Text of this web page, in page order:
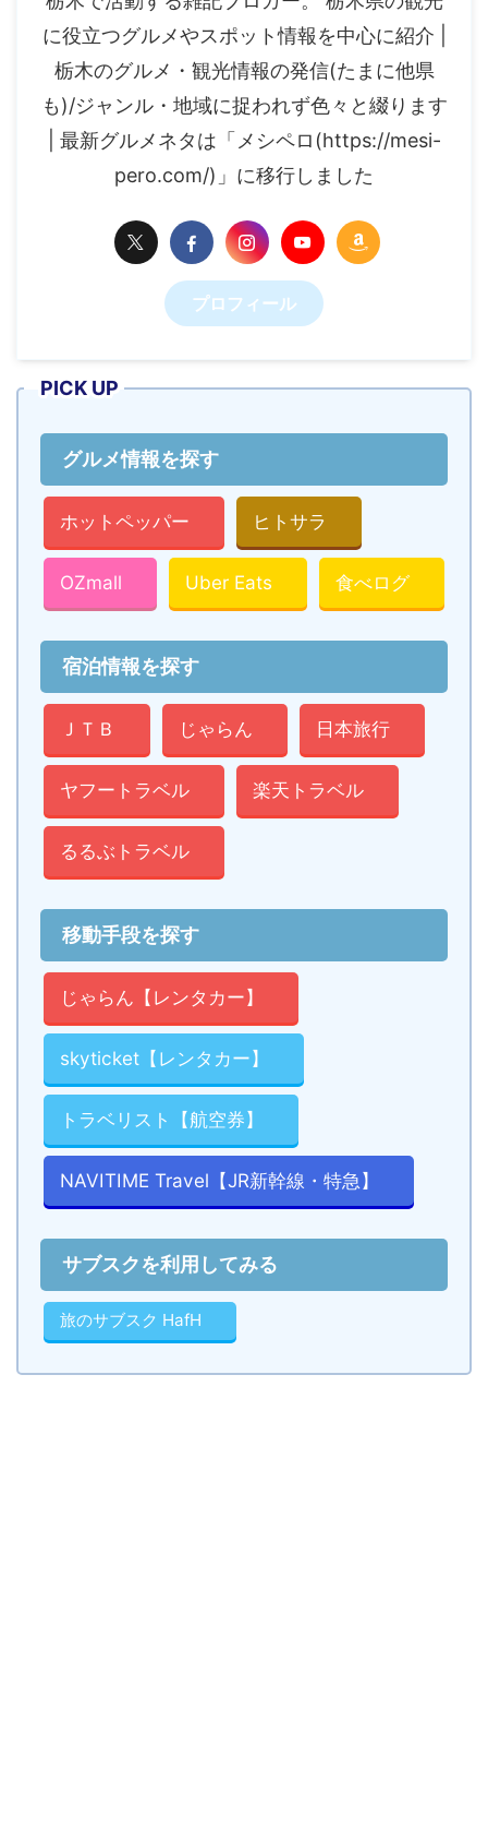
に役立つグルメやスポット情報を中心に紹介 |
栃木のグルメ・観光情報の発信(たまに他県
も)/ジャンル・地域に捉われず色々と綴ります
| 最新グルメネタは「メシペロ(https://mesi-
pero.com/)」に移行しました
プロフィール
PICK UP
グルメ情報を探す
ホットペッパー ヒトサラ
OZmall Uber Eats 食べログ
宿泊情報を探す
ＪＴＢ じゃらん 日本旅行
ヤフートラベル 楽天トラベル
るるぶトラベル
移動手段を探す
じゃらん【レンタカー】
skyticket【レンタカー】
トラベリスト【航空券】
NAVITIME Travel【JR新幹線・特急】
サブスクを利用してみる
旅のサブスク HafH